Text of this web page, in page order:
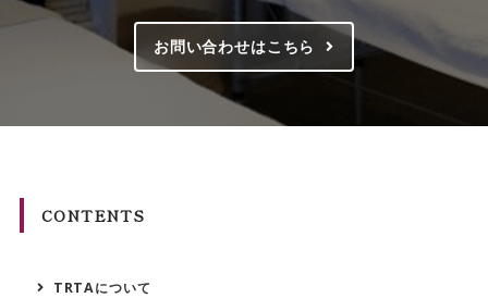
お問い合わせはこちら
CONTENTS
TRTAについて